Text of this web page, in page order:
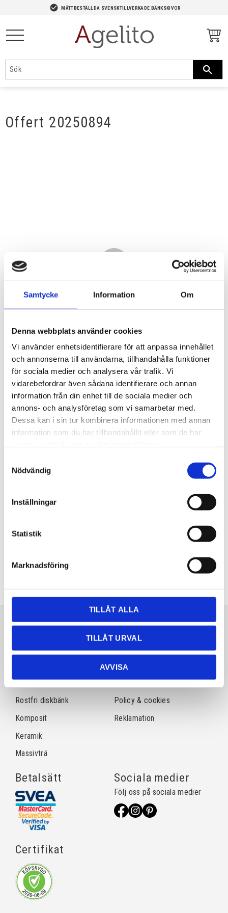
Samtycke Information Om
Denna webbplats använder cookies
Vi använder enhetsidentifierare för att anpassa innehållet
och annonserna till användarna, tillhandahålla funktioner
för sociala medier och analysera vår trafik. Vi
vidarebefordrar även sådana identifierare och annan
information från din enhet till de sociala medier och
annons- och analysföretag som vi samarbetar med.
Dessa kan i sin tur kombinera informationen med annan
information som du har tillhandahållit eller som de har
Nödvändig
Inställningar
Statistik
Marknadsföring
TILLÅT ALLA
TILLÅT URVAL
AVVISA
check_circle MÅTTBESTÄLLDA SVENSKTILLVERKADE BÄNKSKIVOR
Offert 20250894
11 180,00KR
Antal
Lagervara
Artikelnr
20250894
Sortiment
Natursten
Rostfri diskbänk
Komposit
Keramik
Massivträ
Information
Frågor & svar
Köpvillkor
Policy & cookies
Reklamation
Betalsätt
Certifikat
Sociala medier
Följ oss på sociala medier